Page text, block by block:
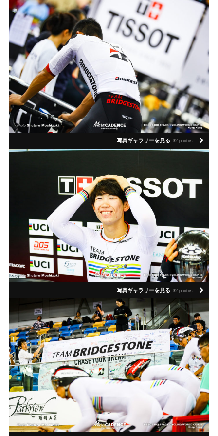
写真ギャラリーを見る 32 photos
写真ギャラリーを見る 32 photos